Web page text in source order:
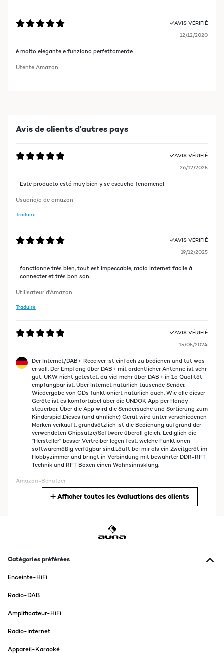
AVIS VÉRIFIÉ
12/12/2020
è molto elegante e funziona perfettamente
Utente Amazon
Avis de clients d'autres pays
AVIS VÉRIFIÉ
26/12/2025
Este producto está muy bien y se escucha fenomenal
Usuario/a de amazon
Traduire
AVIS VÉRIFIÉ
19/12/2025
fonctionne très bien, tout est impeccable, radio Internet facile à
connecter et très bon son.
Utilisateur d'Amazon
Traduire
AVIS VÉRIFIÉ
15/05/2024
Der Internet/DAB+ Receiver ist einfach zu bedienen und tut was
er soll. Der Empfang über DAB+ mit ordentlicher Antenne ist sehr
gut, UKW nicht getestet, da viel mehr über DAB+ in 1a Qualität
empfangbar ist. Über Internet natürlich tausende Sender.
Wiedergabe von CDs funktioniert natürlich auch. Wie alle dieser
Geräte ist es komfortabel über die UNDOK App per Handy
steuerbar. Über die App wird die Sendersuche und Sortierung zum
Kinderspiel.Dieses (und ähnliche) Gerät wird unter verschiedenen
Marken verkauft, grundsätzlich ist die Bedienung aufgrund der
verwendeten Chipsätze/Software überall gleich. Lediglich die
"Hersteller" besser Vertreiber legen fest, welche Funktionen
softwaremäßig verfügbar sind.Läuft bei mir als ein Zweitgerät im
Hobbyzimmer und bringt in Verbindung mit bewährter DDR-RFT
Technik und RFT Boxen einen Wahnsinnsklang.
Amazon-Benutzer
una elecció boníssima. El tinc connectat a l'amplificador hi-fi i
poso música principalment des de spotify premium des del
serveix per navegar pels menús no és gaire sensible i et passes
emisores d'internet va deixar de funcionar i costa conseguir
positiu que els aspectes negatius. El tornaria a comprar, sens
Afficher toutes les évaluations des clients
Catégories préférées
Enceinte-HiFi
Radio-DAB
Amplificateur-HiFi
Radio-internet
Appareil-Karaoké